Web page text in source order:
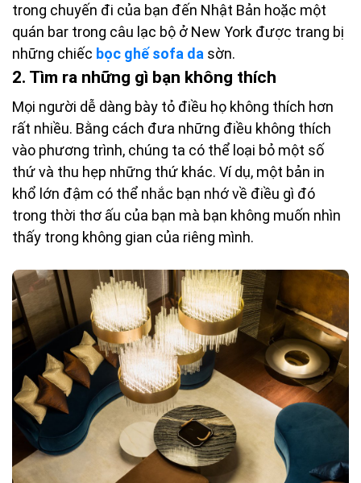
trong chuyến đi của bạn đến Nhật Bản hoặc một
quán bar trong câu lạc bộ ở New York được trang bị
những chiếc bọc ghế sofa da sờn.
2. Tìm ra những gì bạn không thích
Mọi người dễ dàng bày tỏ điều họ không thích hơn
rất nhiều. Bằng cách đưa những điều không thích
vào phương trình, chúng ta có thể loại bỏ một số
thứ và thu hẹp những thứ khác. Ví dụ, một bản in
khổ lớn đậm có thể nhắc bạn nhớ về điều gì đó
trong thời thơ ấu của bạn mà bạn không muốn nhìn
thấy trong không gian của riêng mình.